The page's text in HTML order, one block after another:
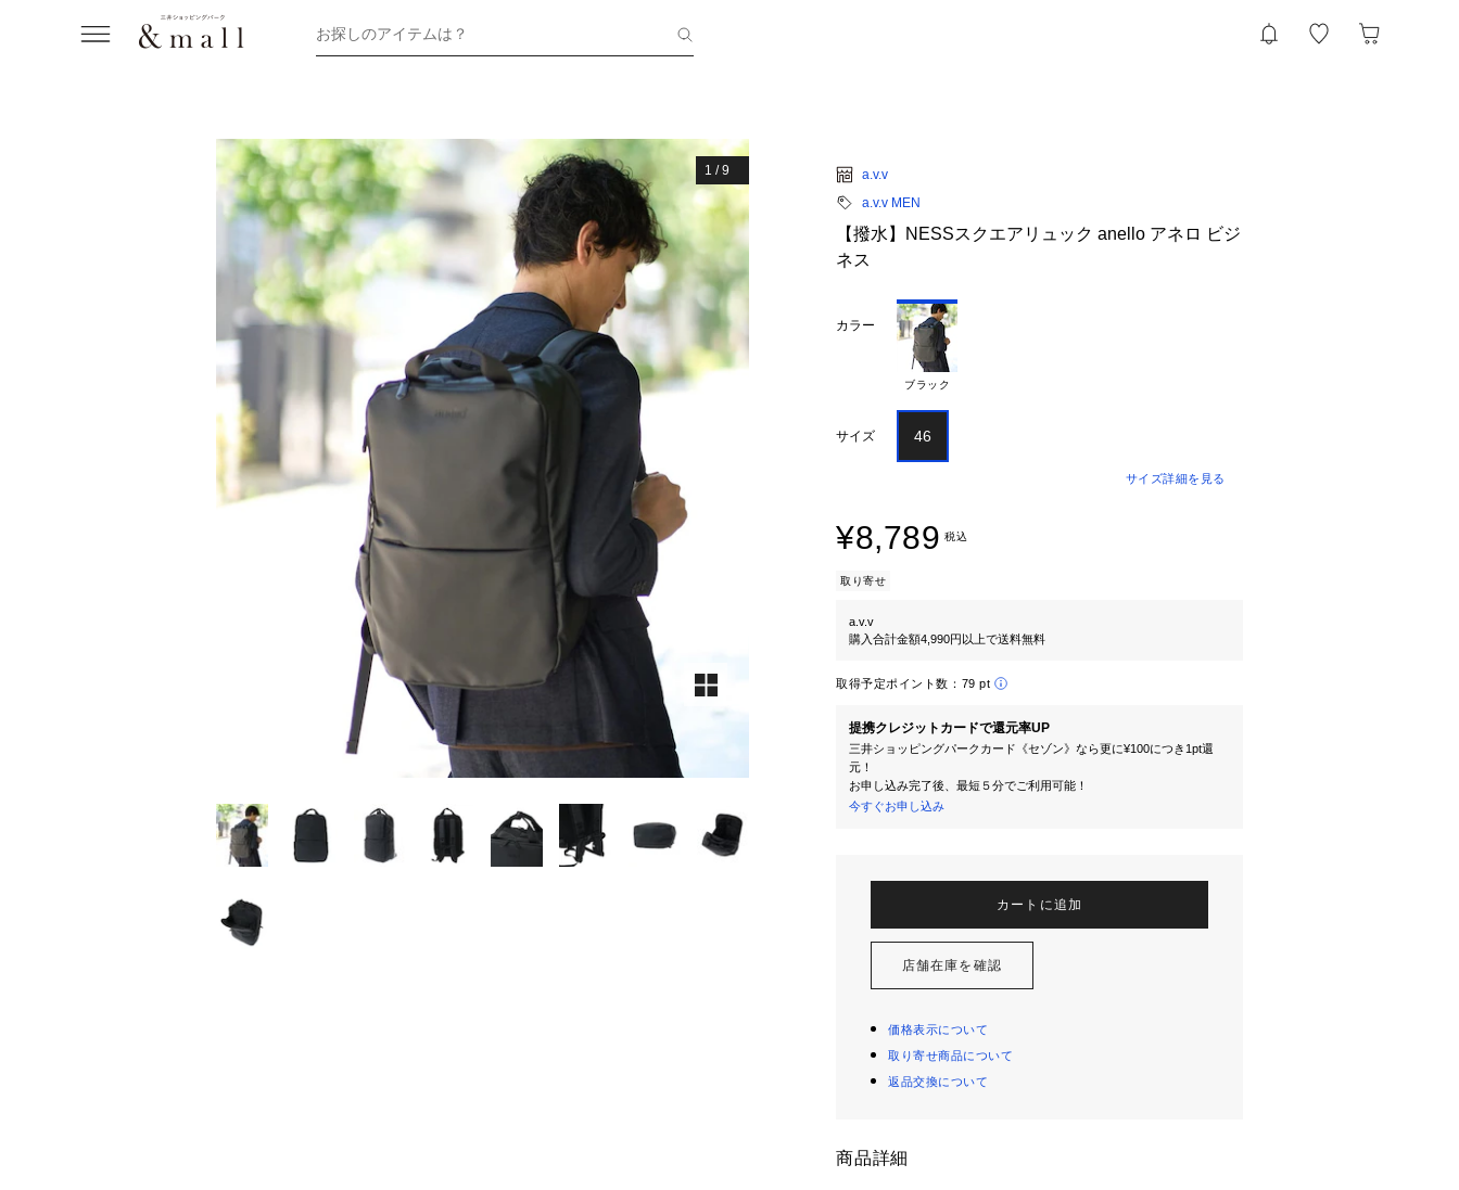
お探しのアイテムは？
1 /9
a.v.v
a.v.v MEN
【撥水】NESSスクエアリュック anello アネロ ビジ
ネス
カラー
ブラック
サイズ 46
サイズ詳細を見る
¥8,789 税込
取り寄せ
a.v.v
購入合計金額4,990円以上で送料無料
取得予定ポイント数： 79 pt
提携クレジットカードで還元率UP
三井ショッピングパークカード《セゾン》なら更に¥100につき1pt還
元！
お申し込み完了後、最短５分でご利用可能！
今すぐお申し込み
カートに追加
店舗在庫を確認
価格表示について
取り寄せ商品について
返品交換について
商品詳細